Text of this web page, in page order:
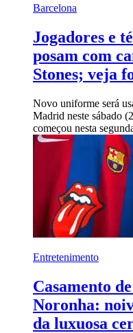
Barcelona
Jogadores e
posam com
Stones; veja
Novo uniforme será
Madrid neste sábado
começou nesta
Entretenimento
Casamento
Noronha:
da luxuosa